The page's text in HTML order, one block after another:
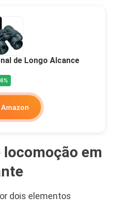
de Longo Alcance
Amazon
em
dois elementos